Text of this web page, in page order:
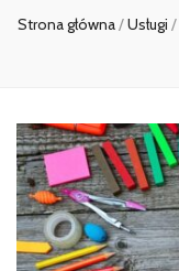
Strona główna/Usługi /